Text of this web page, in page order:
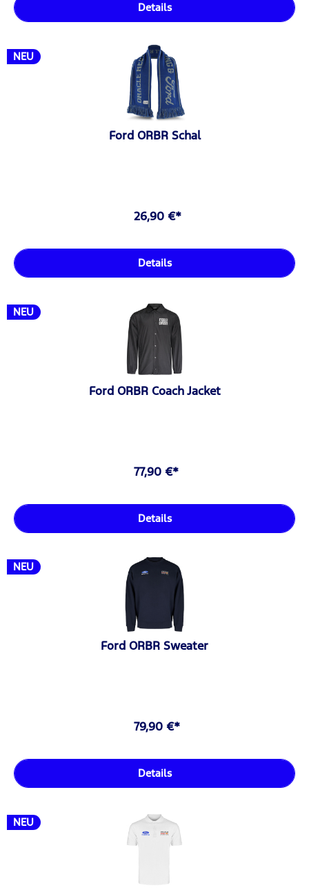
Details
NEU
Ford ORBR Schal
26,90 €*
Details
NEU
Ford ORBR Coach Jacket
77,90 €*
Details
NEU
Ford ORBR Sweater
79,90 €*
Details
NEU